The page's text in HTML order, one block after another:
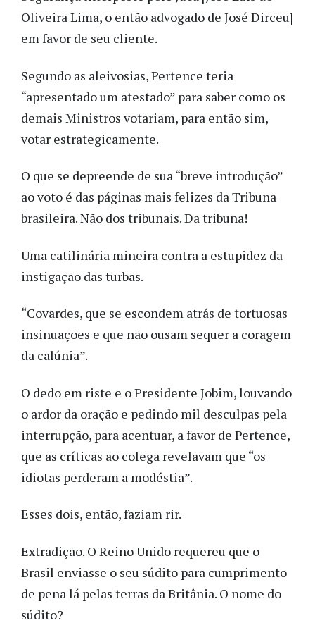
Oliveira Lima, o então advogado de José Dirceu]
em favor de seu cliente.
Segundo as aleivosias, Pertence teria
“apresentado um atestado” para saber como os
demais Ministros votariam, para então sim,
votar estrategicamente.
O que se depreende de sua “breve introdução”
ao voto é das páginas mais felizes da Tribuna
brasileira. Não dos tribunais. Da tribuna!
Uma catilinária mineira contra a estupidez da
instigação das turbas.
“Covardes, que se escondem atrás de tortuosas
insinuações e que não ousam sequer a coragem
da calúnia”.
O dedo em riste e o Presidente Jobim, louvando
o ardor da oração e pedindo mil desculpas pela
interrupção, para acentuar, a favor de Pertence,
que as críticas ao colega revelavam que “os
idiotas perderam a modéstia”.
Esses dois, então, faziam rir.
Extradição. O Reino Unido requereu que o
Brasil enviasse o seu súdito para cumprimento
de pena lá pelas terras da Britânia. O nome do
súdito?